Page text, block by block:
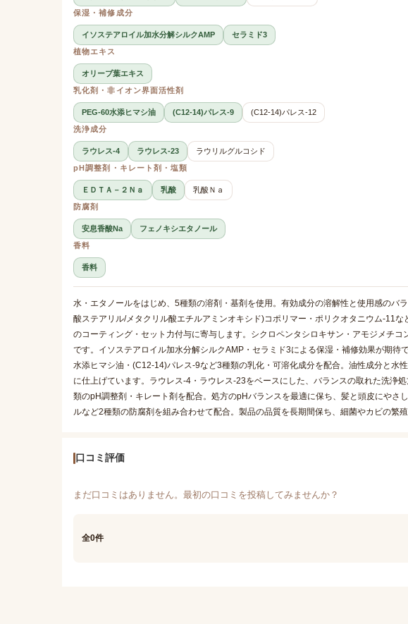
保湿・補修成分
イソステアロイル加水分解シルクAMP
セラミド3
植物エキス
オリーブ葉エキス
乳化剤・非イオン界面活性剤
PEG-60水添ヒマシ油 (C12-14)パレス-9
(C12-14)パレス-12
洗浄成分
ラウレス-4 ラウレス-23
ラウリルグルコシド
pH調整剤・キレート剤・塩類
ＥＤＴＡ－２Ｎａ 乳酸
乳酸Ｎａ
防腐剤
安息香酸Na
フェノキシエタノール
香料
香料
水・エタノールをはじめ、5種類の溶剤・基剤を使用。有効成分の溶解性と使用感のバ
酸ステアリル/メタクリル酸エチルアミンオキシド)コポリマー・ポリクオタニウム-11
のコーティング・セット力付与に寄与します。シクロペンタシロキサン・アモジメチ
です。イソステアロイル加水分解シルクAMP・セラミド3による保湿・補修効果が期待
水添ヒマシ油・(C12-14)パレス-9など3種類の乳化・可溶化成分を配合。油性成分と水
に仕上げています。ラウレス-4・ラウレス-23をベースにした、バランスの取れた洗浄
類のpH調整剤・キレート剤を配合。処方のpHバランスを最適に保ち、髪と頭皮にやさ
ルなど2種類の防腐剤を組み合わせて配合。製品の品質を長期間保ち、細菌やカビの繁
口コミ評価
まだ口コミはありません。最初の口コミを投稿してみませんか？
全0件